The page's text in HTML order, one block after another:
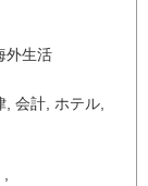
外生活
, 会計, ホテル,
,